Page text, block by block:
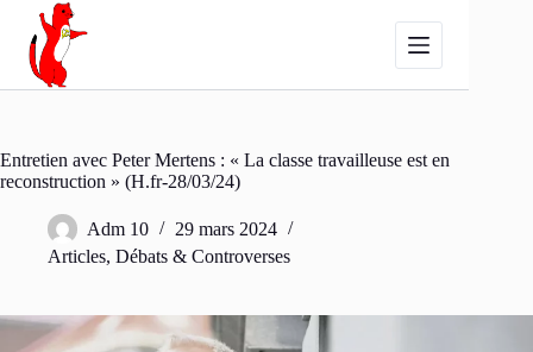
Passer
contenu
Entretien avec Peter Mertens : « La classe travailleuse est en
reconstruction » (H.fr-28/03/24)
Adm 10
29 mars 2024
Articles, Débats & Controverses